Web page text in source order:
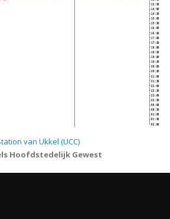
13:30
14:00
14:30
15:00
15:30
16:00
16:30
17:00
17:30
18:00
18:30
19:00
19:30
20:00
20:30
21:00
21:30
22:00
22:30
23:00
23:30
00:00
00:30
01:00
01:30
02:00
van Ukkel (UCC)
Hoofdstedelijk Gewest